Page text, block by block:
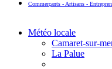
Commerçants - Artisans -
Météo locale
Camaret-sur-
La Palue